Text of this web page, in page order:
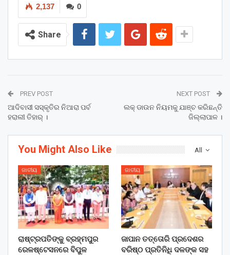
0
2,137
Share
PREV POST
ଆଦିବାସୀ ସସ୍କୃତିର ନିଆରା ପର୍ବ
ହରାଲୀ ତିହାର୍ ।
NEXT POST
ଲକ୍ ଡାଉନ ନିୟମକୁ ଯାଞ୍ଚ କରିଛନ୍ତି
ଜିଲ୍ଲାପାଳ ।
All
You Might Also Like
ଜାତୀୟ
ରାଷ୍ଟ୍ରପତିଙ୍କୁ ବ୍ରହ୍ମପୁର
ରେଳଷ୍ଟେସନରେ ବିପୁଳ
ଜାତୀୟ
ଜାପାନ ତତ୍ତୋରି ପ୍ରଦେଶର
ବରିଷ୍ଠ ପ୍ରତିନିଧି ଦଳଙ୍କ ସହ